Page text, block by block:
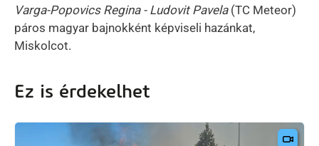
Varga-Popovics Regina - Ludovit Pavela(TC Meteor)
páros magyar bajnokként képviseli hazánkat,
Miskolcot.
Ez is érdekelhet